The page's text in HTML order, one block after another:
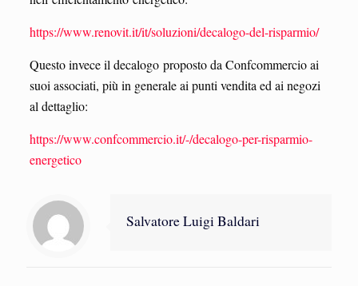
https://www.renovit.it/it/soluzioni/decalogo-del-risparmio/
Questo invece il decalogo proposto da Confcommercio ai
suoi associati, più in generale ai punti vendita ed ai negozi
al dettaglio:
https://www.confcommercio.it/-/decalogo-per-risparmio-
energetico
Salvatore Luigi Baldari